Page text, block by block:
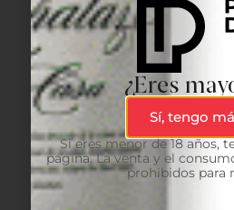
¿Eres
Sí, tengo
Si eres menor de 18 años,
página. La venta y el
prohibidos para